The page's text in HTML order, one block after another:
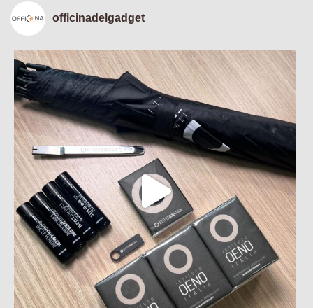
officinadelgadget